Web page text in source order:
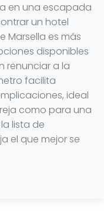
en una escapada
un hotel
Marsella es más
disponibles
renunciar a la
facilita
ideal
como para una
lista de
el que mejor se